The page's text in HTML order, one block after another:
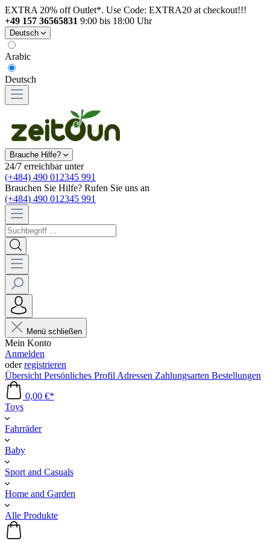
EXTRA 20% off Outlet*. Use Code: EXTRA20 at checkout!!!
+49 157 36565831 9:00 bis 18:00 Uhr
Deutsch
Arabic
Deutsch
Brauche Hilfe?
24/7 erreichbar unter
(+484) 490 012345 991
Brauchen Sie Hilfe? Rufen Sie uns an
(+484) 490 012345 991
Menü schließen
Mein Konto
Anmelden
oderregistrieren
Übersicht Persönliches Profil Adressen Zahlungsarten Bestellungen
0,00 €*
Toys
Fahrräder
Baby
Sport and Casuals
Home and Garden
Alle Produkte